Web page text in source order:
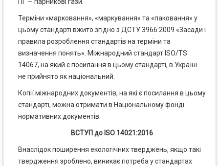
ПГ — парникові гази.
Терміни «марковання», «маркування» та «паковання» у
цьому стандарті вжито згідно з ДСТУ 3966:2009 «Засади і
правила розроблення стандартів на терміни та
визначення понять». Міжнародний стандарт ISO/TS
14067, на який є посилання в цьому стандарті, в Україні
не прийнято як національний.
Копії міжнародних документів, на які є посилання в цьому
стандарті, можна отримати в Національному фонді
нормативних документів.
ВСТУП до ISO 14021:2016
Внаслідок поширення екологічних тверджень, якщо такі
твердження зроблено, виникає потреба у стандартах